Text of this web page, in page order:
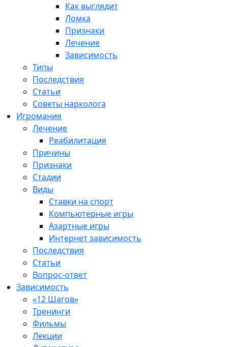
Как выглядит
Ломка
Признаки
Лечение
Зависимость
Типы
Последствия
Статьи
Советы нарколога
Игромания
Лечение
Реабилитация
Причины
Признаки
Стадии
Виды
Ставки на спорт
Компьютерные игры
Азартные игры
Интернет зависимость
Последствия
Статьи
Вопрос-ответ
Зависимость
«12 Шагов»
Тренинги
Фильмы
Лекции